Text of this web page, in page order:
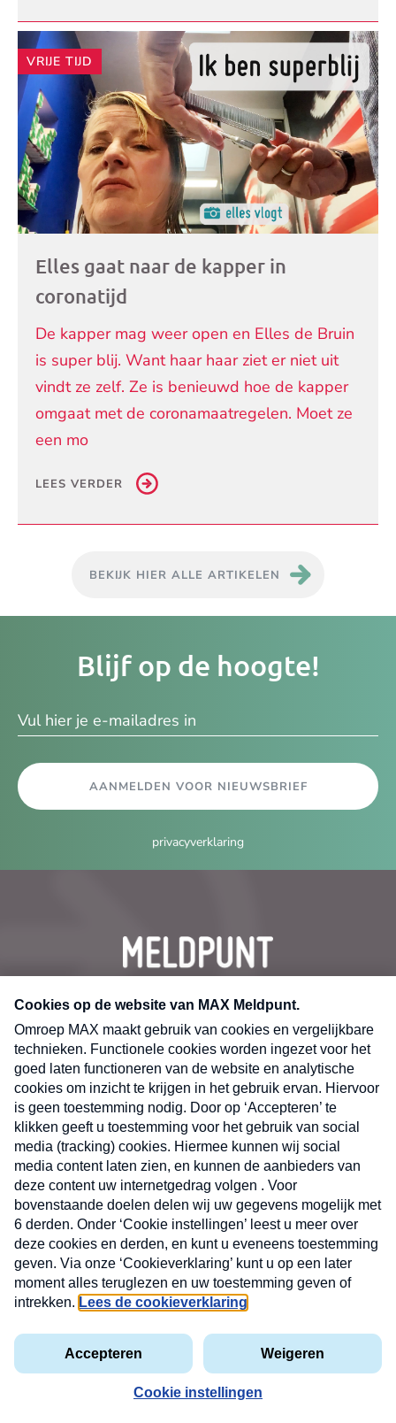
VRIJE TIJD
Elles gaat naar de kapper in
coronatijd
De kapper mag weer open en Elles de Bruin
is super blij. Want haar haar ziet er niet uit
vindt ze zelf. Ze is benieuwd hoe de kapper
omgaat met de coronamaatregelen. Moet ze
een mo
LEES VERDER
BEKIJK HIER ALLE ARTIKELEN
Blijf op de hoogte!
AANMELDEN VOOR NIEUWSBRIEF
privacyverklaring
CONTACT
Volg ons op
MAX
Cookieverklaring
Kwetsbaarheid
X
Nieuwsbrief
Neem hier een gratis abonnement op de MAX
Consumenten nieuwsbrief. Elke maandag en
donderdag in uw mailbox.
e-
VOOR
privacyverklaring